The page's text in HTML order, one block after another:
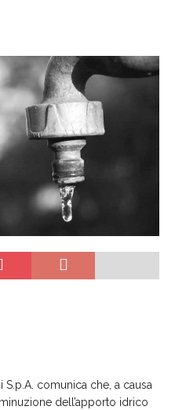
S.p.A. comunica che, a causa
dell’apporto idrico